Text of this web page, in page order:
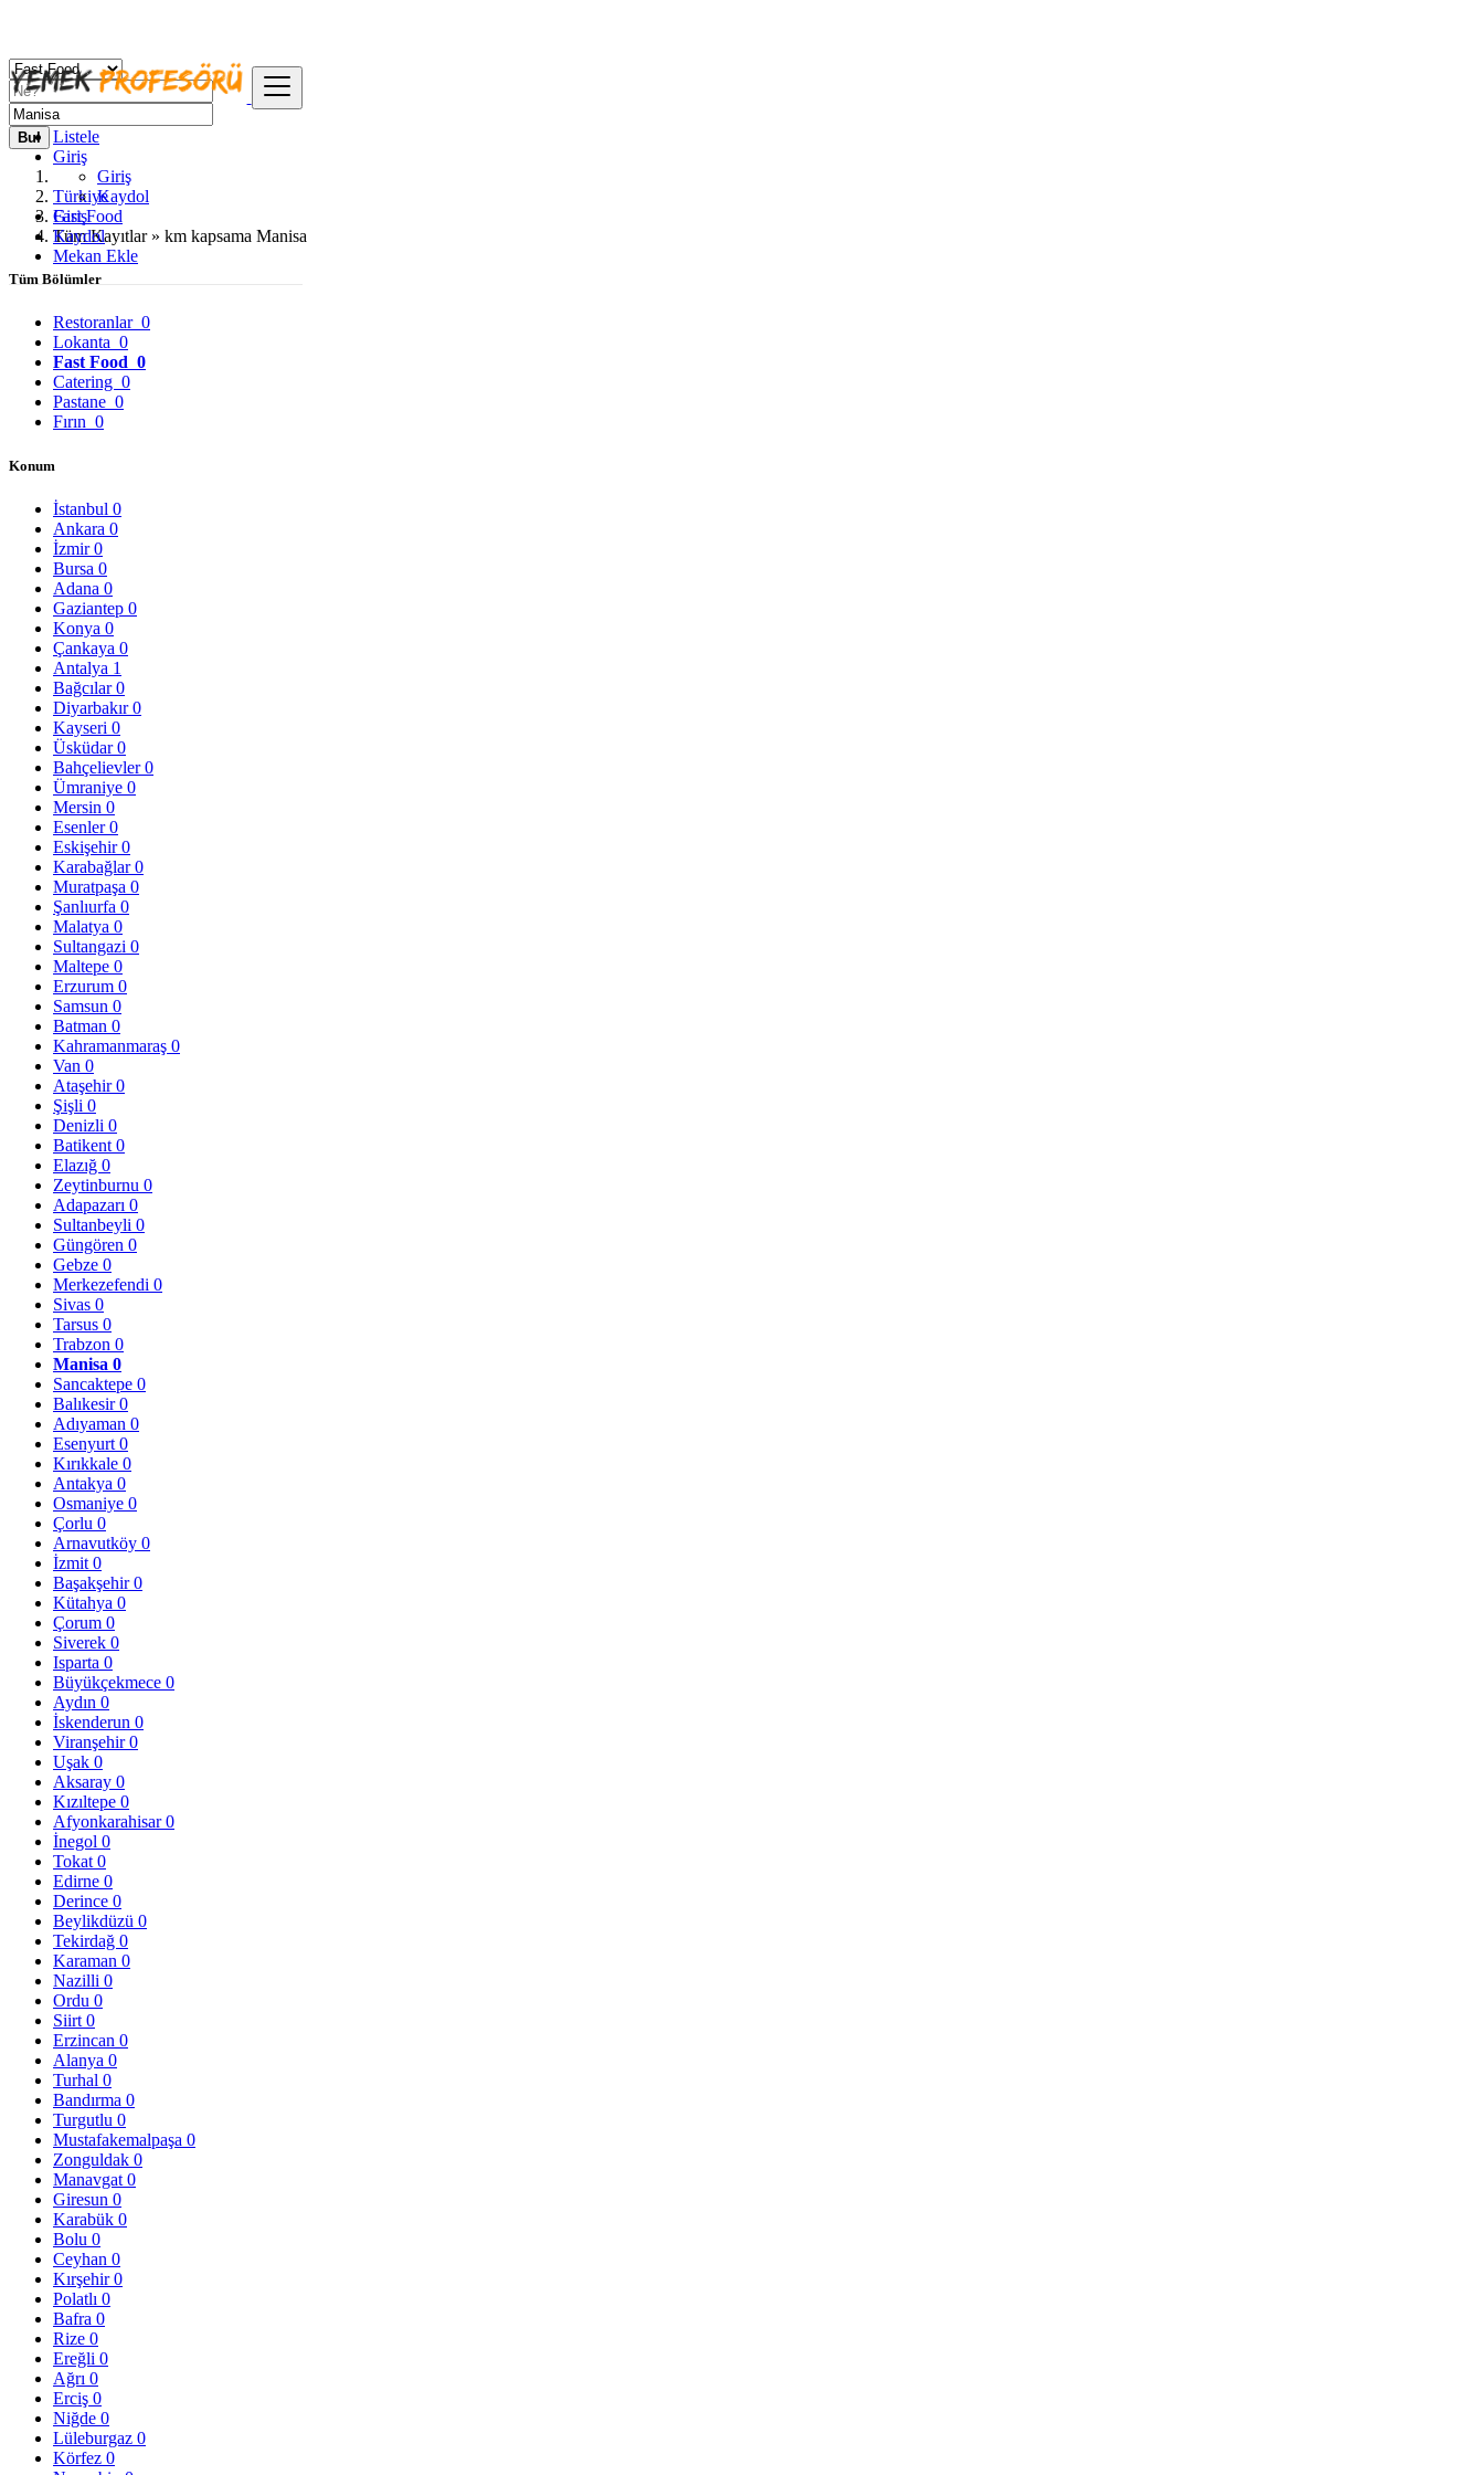
Listele
Giriş
Giriş
Kaydol
Giriş
Kaydol
Mekan Ekle
Bul
Türkiye
Fast Food
Tüm Kayıtlar » km kapsama Manisa
Tüm Bölümler
Restoranlar 0
Lokanta 0
Fast Food 0
Catering 0
Pastane 0
Fırın 0
Konum
İstanbul 0
Ankara 0
İzmir0
Bursa 0
Adana 0
Gaziantep 0
Konya 0
Çankaya 0
Antalya 1
Bağcılar0
Diyarbakır0
Kayseri 0
Üsküdar0
Bahçelievler0
Ümraniye 0
Mersin 0
Esenler0
Eskişehir0
Karabağlar0
Muratpaşa 0
Şanlıurfa 0
Malatya 0
Sultangazi 0
Maltepe 0
Erzurum 0
Samsun 0
Batman 0
Kahramanmaraş 0
Van 0
Ataşehir0
Şişli 0
Denizli 0
Batikent 0
Elazığ 0
Zeytinburnu 0
Adapazarı 0
Sultanbeyli 0
Güngören 0
Gebze 0
Merkezefendi 0
Sivas 0
Tarsus 0
Trabzon 0
Manisa 0
Sancaktepe 0
Balıkesir0
Adıyaman 0
Esenyurt 0
Kırıkkale 0
Antakya 0
Osmaniye 0
Çorlu 0
Arnavutköy 0
İzmit 0
Başakşehir0
Kütahya 0
Çorum 0
Siverek 0
Isparta 0
Büyükçekmece 0
Aydın 0
İskenderun 0
Viranşehir0
Uşak 0
Aksaray 0
Kızıltepe 0
Afyonkarahisar0
İnegol 0
Tokat 0
Edirne 0
Derince 0
Beylikdüzü 0
Tekirdağ 0
Karaman 0
Nazilli 0
Ordu 0
Siirt 0
Erzincan 0
Alanya 0
Turhal 0
Bandırma 0
Turgutlu 0
Mustafakemalpaşa 0
Zonguldak 0
Manavgat 0
Giresun 0
Karabük 0
Bolu 0
Ceyhan 0
Kırşehir0
Polatlı 0
Bafra 0
Rize 0
Ereğli 0
Ağrı 0
Erciş 0
Niğde 0
Lüleburgaz 0
Körfez 0